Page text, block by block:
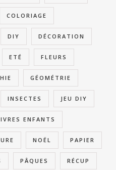
COLORIAGE
DIY DÉCORATION
ETÉ FLEURS
GÉOMÉTRIE
INSECTES JEU DIY
ENFANTS
NOËL PAPIER
PÂQUES RÉCUP